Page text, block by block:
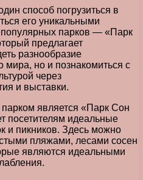
способ погрузиться в
его уникальными
парков — «Парк
предлагает
разнообразие
мира, но и познакомиться с
через
и выставки.
является «Парк Сон
посетителям идеальные
и пикников. Здесь можно
пляжами, лесами сосен
являются идеальными